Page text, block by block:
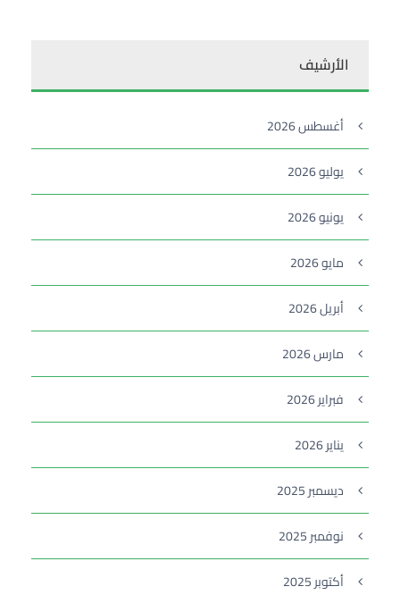
الأرشيف
أغسطس 2026
يوليو 2026
يونيو 2026
مايو 2026
أبريل 2026
مارس 2026
فبراير 2026
يناير 2026
ديسمبر 2025
نوفمبر 2025
أكتوبر 2025